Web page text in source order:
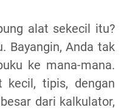
alat sekecil itu?
Bayangin, Anda tak
ke mana-mana.
kecil, tipis, dengan
dari kalkulator,